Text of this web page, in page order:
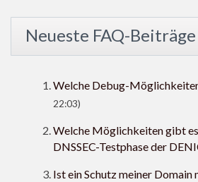
Neueste FAQ-Beiträge
Welche Debug-
22:03)
Welche Möglichkeiten gibt
DNSSEC-Testphase der
Ist ein Schutz meiner Domain